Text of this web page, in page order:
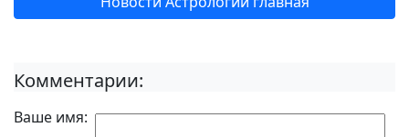
Комментарии:
Ваше имя: